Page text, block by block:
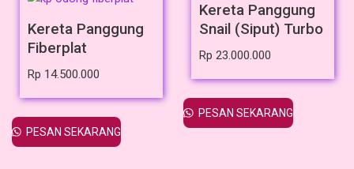
Kereta Panggung
Fiberplat
Rp 14.500.000
PESAN SEKARANG
Kereta Panggung
Snail (Siput) Turbo
Rp 23.000.000
PESAN SEKARANG